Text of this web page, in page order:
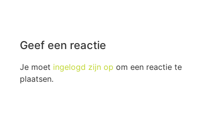
Geef een reactie
Je moet ingelogd zijn op om een reactie te
plaatsen.